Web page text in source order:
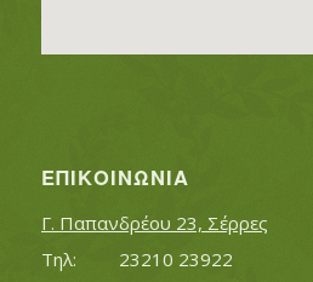
ΕΠΙΚΟΙΝΩΝΊΑ
Γ. Παπανδρέου 23, Σέρρες
Τηλ:		23210 23922